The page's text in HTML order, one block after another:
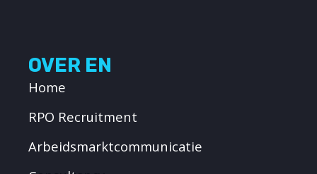
OVER EN
Home
RPO Recruitment
Arbeidsmarktcommunicatie